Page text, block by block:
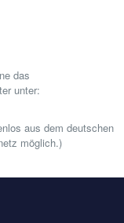
das
unter:
aus dem deutschen
möglich.)